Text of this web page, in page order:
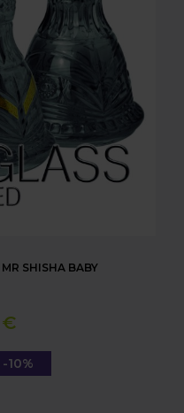
SHISHA BABY
€
-10%